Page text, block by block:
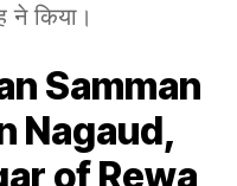
ने किया।
Samman
Nagaud,
of Rewa